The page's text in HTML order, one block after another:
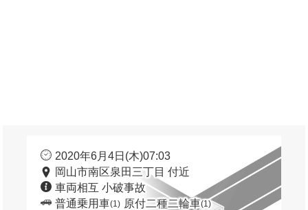
2020年6月4日(木)07:03
岡山市南区泉田三丁目 付近
車両相互 小破事故
普通乗用車(1) 原付二種二輪車(1)